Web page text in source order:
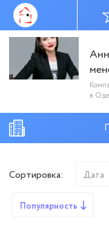
в
Сортировка: Дата
Популярность